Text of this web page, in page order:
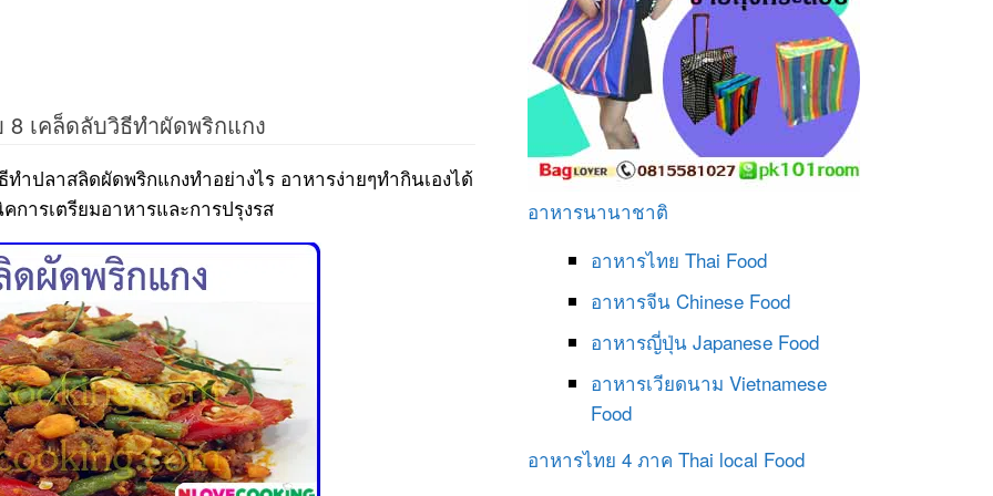
เคล็ดลับวิธีทำผัดพริกแกง
ำปลาสลิดผัดพริกแกงทำอย่างไร อาหารง่ายๆทำกินเองได้
ารเตรียมอาหารและการปรุงรส
อาหารนานาชาติ
อาหารไทย Thai Food
อาหารจีน Chinese Food
อาหารญี่ปุ่น Japanese Food
อาหารเวียดนาม Vietnamese
Food
อาหารไทย 4 ภาค Thai local Food